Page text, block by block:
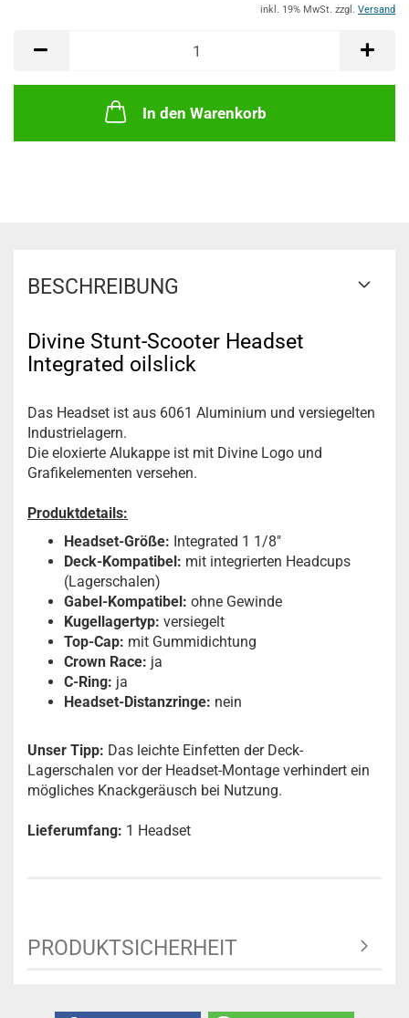
inkl. 19% MwSt. zzgl. Versand
In den Warenkorb
BESCHREIBUNG
Divine Stunt-Scooter Headset
Integrated oilslick
Das Headset ist aus 6061 Aluminium und versiegelten
Industrielagern.
Die eloxierte Alukappe ist mit Divine Logo und
Grafikelementen versehen.
Produktdetails:
Headset-Größe: Integrated 1 1/8"
Deck-Kompatibel: mit integrierten Headcups
(Lagerschalen)
Gabel-Kompatibel: ohne Gewinde
Kugellagertyp: versiegelt
Top-Cap: mit Gummidichtung
Crown Race: ja
C-Ring: ja
Headset-Distanzringe: nein
Unser Tipp: Das leichte Einfetten der Deck-
Lagerschalen vor der Headset-Montage verhindert ein
mögliches Knackgeräusch bei Nutzung.
Lieferumfang: 1 Headset
PRODUKTSICHERHEIT